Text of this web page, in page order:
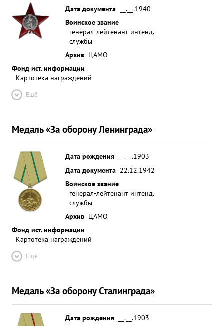
Дата документа
__.__.1940
Воинское звание
генерал-лейтенант интенд.
службы
Архив ЦАМО
Фонд ист. информации
Картотека награждений
Ещё
Медаль «За оборону Ленинграда»
Дата рождения
__.__.1903
Дата документа 22.12.1942
Воинское звание
генерал-лейтенант интенд.
службы
Архив ЦАМО
Фонд ист. информации
Картотека награждений
Ещё
Медаль «За оборону Сталинграда»
Дата рождения
__.__.1903